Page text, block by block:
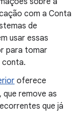
com a Conta
de
usar essas
para tomar
conta.
oferece
, que remove as
que já